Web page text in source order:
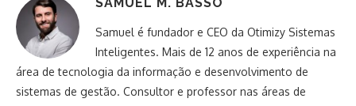
SAMUEL M. BASSO
Samuel é fundador e CEO da Otimizy Sistemas
Inteligentes. Mais de 12 anos de experiência na
área de tecnologia da informação e desenvolvimento de
sistemas de gestão. Consultor e professor nas áreas de